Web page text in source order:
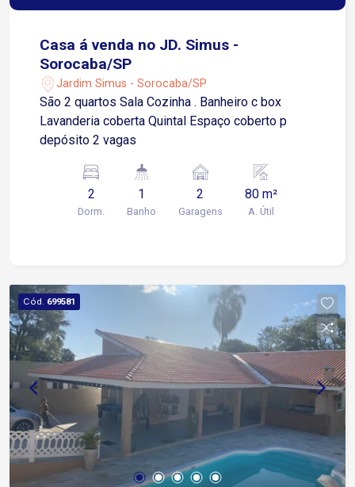
Casa á venda no JD. Simus -
Sorocaba/SP
Jardim Simus - Sorocaba/SP
São 2 quartos Sala Cozinha . Banheiro c box
Lavanderia coberta Quintal Espaço coberto p
depósito 2 vagas
2
Dorm.
1
Banho
2
Garagens
80 m²
A. Útil
Cód. 699581